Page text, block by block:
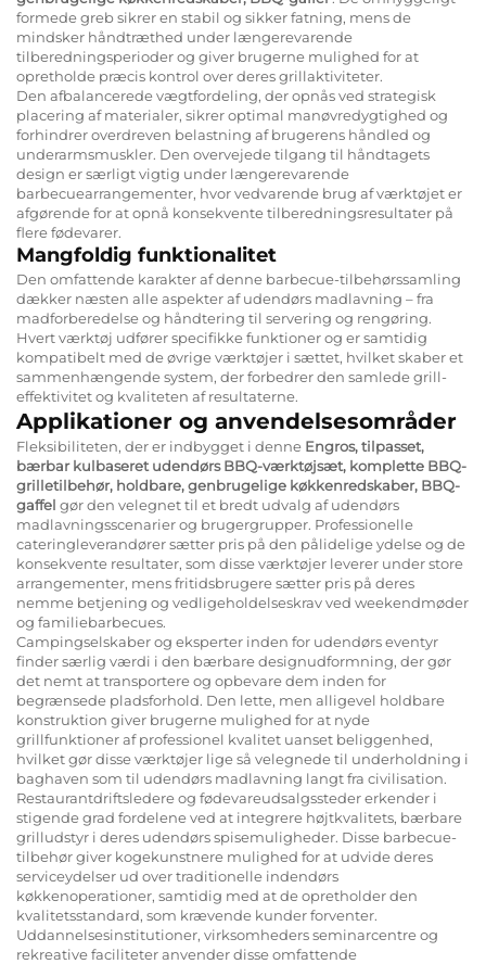
formede greb sikrer en stabil og sikker fatning, mens de
mindsker håndtræthed under længerevarende
tilberedningsperioder og giver brugerne mulighed for at
opretholde præcis kontrol over deres grillaktiviteter.
Den afbalancerede vægtfordeling, der opnås ved strategisk
placering af materialer, sikrer optimal manøvredygtighed og
forhindrer overdreven belastning af brugerens håndled og
underarmsmuskler. Den overvejede tilgang til håndtagets
design er særligt vigtig under længerevarende
barbecuearrangementer, hvor vedvarende brug af værktøjet er
afgørende for at opnå konsekvente tilberedningsresultater på
flere fødevarer.
Mangfoldig funktionalitet
Den omfattende karakter af denne barbecue-tilbehørssamling
dækker næsten alle aspekter af udendørs madlavning – fra
madforberedelse og håndtering til servering og rengøring.
Hvert værktøj udfører specifikke funktioner og er samtidig
kompatibelt med de øvrige værktøjer i sættet, hvilket skaber et
sammenhængende system, der forbedrer den samlede grill-
effektivitet og kvaliteten af resultaterne.
Applikationer og anvendelsesområder
Fleksibiliteten, der er indbygget i denne Engros, tilpasset,
bærbar kulbaseret udendørs BBQ-værktøjsæt, komplette BBQ-
grilletilbehør, holdbare, genbrugelige køkkenredskaber, BBQ-
gaffel gør den velegnet til et bredt udvalg af udendørs
madlavningsscenarier og brugergrupper. Professionelle
cateringleverandører sætter pris på den pålidelige ydelse og de
konsekvente resultater, som disse værktøjer leverer under store
arrangementer, mens fritidsbrugere sætter pris på deres
nemme betjening og vedligeholdelseskrav ved weekendmøder
og familiebarbecues.
Campingselskaber og eksperter inden for udendørs eventyr
finder særlig værdi i den bærbare designudformning, der gør
det nemt at transportere og opbevare dem inden for
begrænsede pladsforhold. Den lette, men alligevel holdbare
konstruktion giver brugerne mulighed for at nyde
grillfunktioner af professionel kvalitet uanset beliggenhed,
hvilket gør disse værktøjer lige så velegnede til underholdning i
baghaven som til udendørs madlavning langt fra civilisation.
Restaurantdriftsledere og fødevareudsalgssteder erkender i
stigende grad fordelene ved at integrere højtkvalitets, bærbare
grilludstyr i deres udendørs spisemuligheder. Disse barbecue-
tilbehør giver kogekunstnere mulighed for at udvide deres
serviceydelser ud over traditionelle indendørs
køkkenoperationer, samtidig med at de opretholder den
kvalitetsstandard, som krævende kunder forventer.
Uddannelsesinstitutioner, virksomheders seminarcentre og
rekreative faciliteter anvender disse omfattende